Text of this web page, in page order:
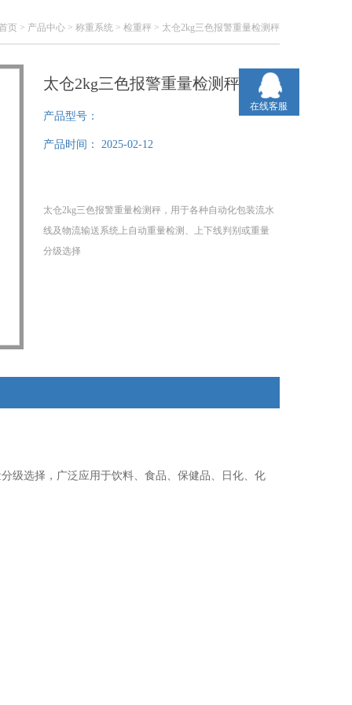
页 > 产品中心 > 称重系统 > 检重秤 > 太仓2kg三色报警重量检测秤
太仓2kg三色报警重量检测秤
产品型号：
产品时间： 2025-02-12
太仓2kg三色报警重量检测秤，用于各种自动化包装流水
线及物流输送系统上自动重量检测、上下线判别或重量
分级选择
级选择，广泛应用于饮料、食品、保健品、日化、化
在线客服